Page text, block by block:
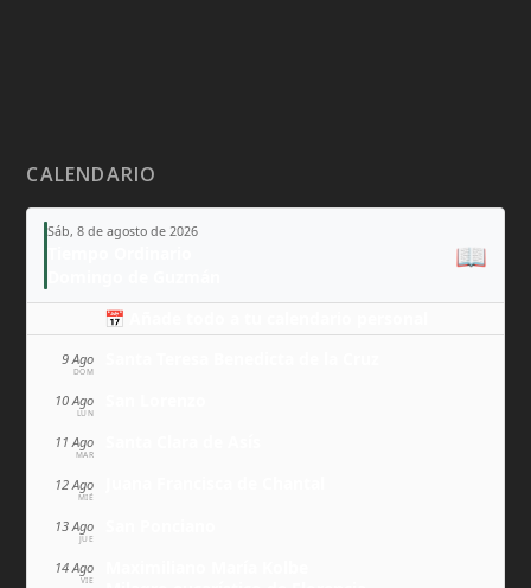
CALENDARIO
Sáb, 8 de agosto de 2026
📖
📅 Añade todo a tu calendario personal
9 Ago
DOM
10 Ago
LUN
11 Ago
MAR
12 Ago
MIÉ
13 Ago
JUE
14 Ago
VIE